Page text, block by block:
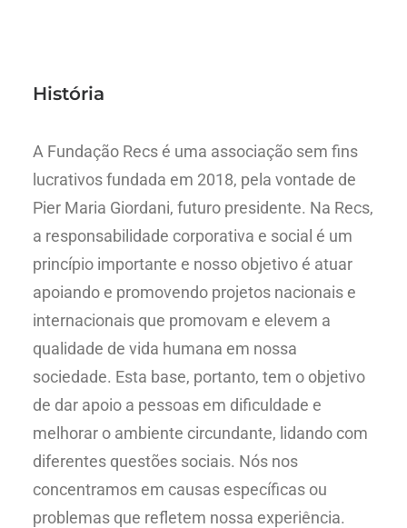
História
A Fundação Recs é uma associação sem fins
lucrativos fundada em 2018, pela vontade de
Pier Maria Giordani, futuro presidente. Na Recs,
a responsabilidade corporativa e social é um
princípio importante e nosso objetivo é atuar
apoiando e promovendo projetos nacionais e
internacionais que promovam e elevem a
qualidade de vida humana em nossa
sociedade. Esta base, portanto, tem o objetivo
de dar apoio a pessoas em dificuldade e
melhorar o ambiente circundante, lidando com
diferentes questões sociais. Nós nos
concentramos em causas específicas ou
problemas que refletem nossa experiência.